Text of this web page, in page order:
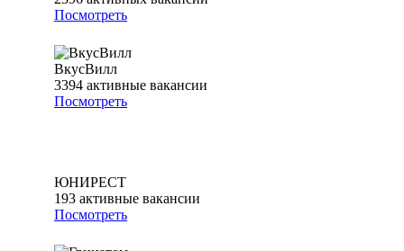
Посмотреть
ВкусВилл
3394 активные вакансии
Посмотреть
ЮНИРЕСТ
193 активные вакансии
Посмотреть